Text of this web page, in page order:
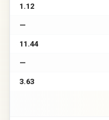
1.12
—
11.44
—
3.63